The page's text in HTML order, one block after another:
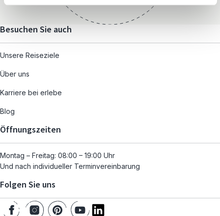
Besuchen Sie auch
Unsere Reiseziele
Über uns
Karriere bei erlebe
Blog
Öffnungszeiten
Montag – Freitag: 08:00 – 19:00 Uhr
Und nach individueller Terminvereinbarung
Folgen Sie uns